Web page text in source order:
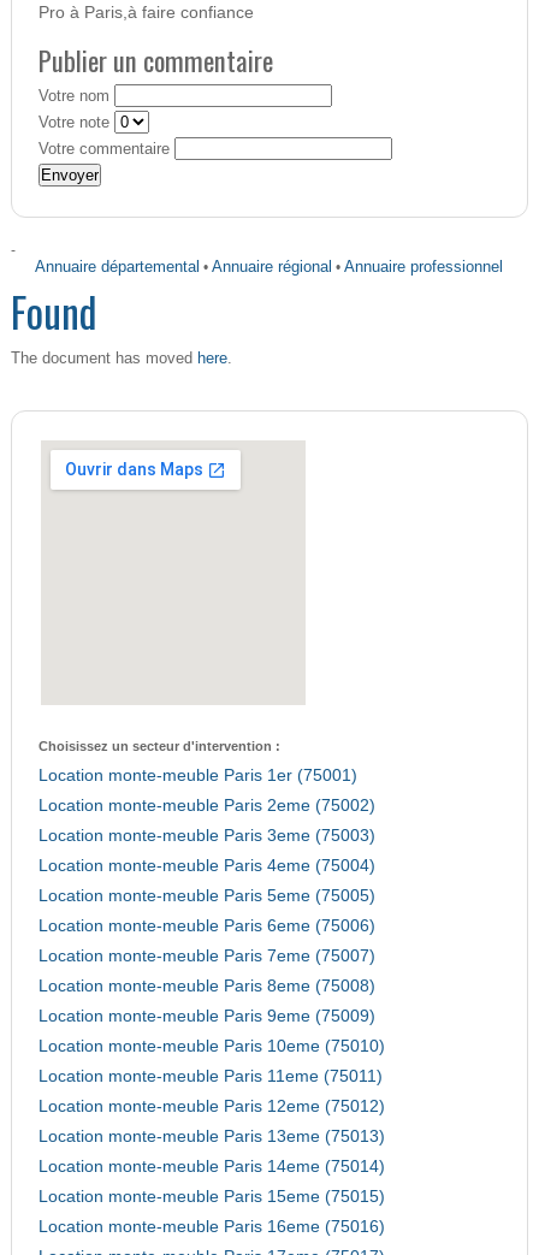
Pro à Paris,à faire confiance
Publier un commentaire
Votre nom
Votre note
Votre commentaire
-
Annuaire départemental •Annuaire régional •Annuaire professionnel
Found
The document has moved here.
Choisissez un secteur d'intervention :
Location monte-meuble Paris 1er (75001)
Location monte-meuble Paris 2eme (75002)
Location monte-meuble Paris 3eme (75003)
Location monte-meuble Paris 4eme (75004)
Location monte-meuble Paris 5eme (75005)
Location monte-meuble Paris 6eme (75006)
Location monte-meuble Paris 7eme (75007)
Location monte-meuble Paris 8eme (75008)
Location monte-meuble Paris 9eme (75009)
Location monte-meuble Paris 10eme (75010)
Location monte-meuble Paris 11eme (75011)
Location monte-meuble Paris 12eme (75012)
Location monte-meuble Paris 13eme (75013)
Location monte-meuble Paris 14eme (75014)
Location monte-meuble Paris 15eme (75015)
Location monte-meuble Paris 16eme (75016)